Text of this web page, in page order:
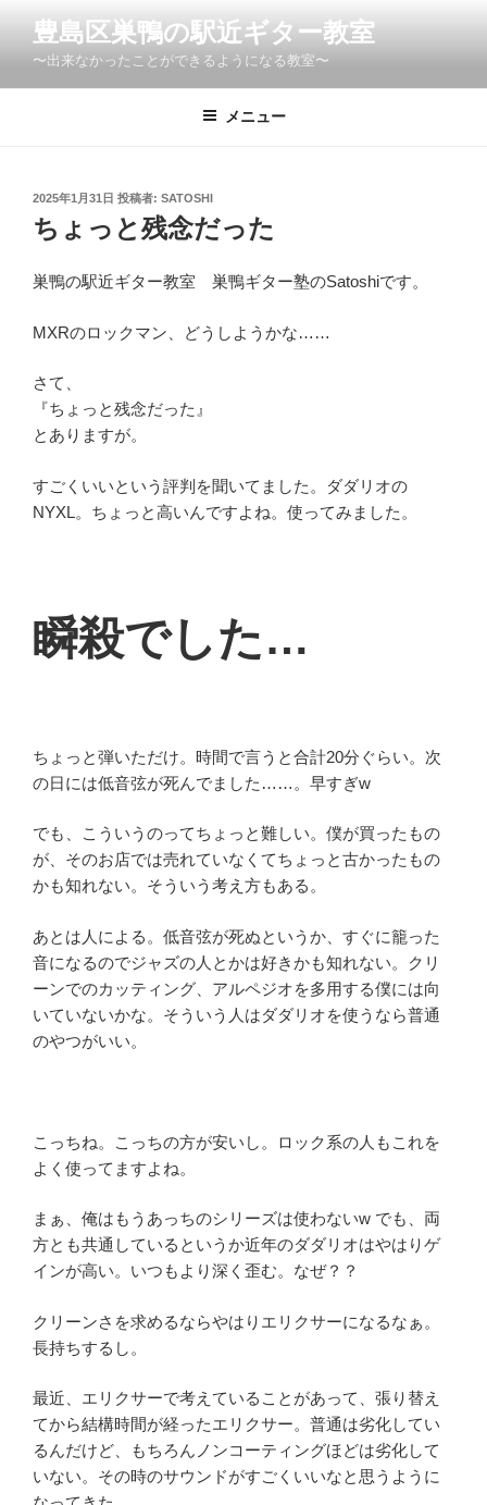
ン
豊島区巣鴨の駅近ギター教室
〜出来なかったことができるようになる教室〜
メニュー
投
稿
日:
2025年1月31日 投稿者: SATOSHI
ちょっと残念だった
巣鴨の駅近ギター教室 巣鴨ギター塾のSatoshiです。
MXRのロックマン、どうしようかな……
さて、
『ちょっと残念だった』
とありますが。
すごくいいという評判を聞いてました。ダダリオの
NYXL。ちょっと高いんですよね。使ってみました。
瞬殺でした…
ちょっと弾いただけ。時間で言うと合計20分ぐらい。次
の日には低音弦が死んでました……。早すぎw
でも、こういうのってちょっと難しい。僕が買ったもの
が、そのお店では売れていなくてちょっと古かったもの
かも知れない。そういう考え方もある。
あとは人による。低音弦が死ぬというか、すぐに籠った
音になるのでジャズの人とかは好きかも知れない。クリ
ーンでのカッティング、アルペジオを多用する僕には向
いていないかな。そういう人はダダリオを使うなら普通
のやつがいい。
こっちね。こっちの方が安いし。ロック系の人もこれを
よく使ってますよね。
まぁ、俺はもうあっちのシリーズは使わないw でも、両
方とも共通しているというか近年のダダリオはやはりゲ
インが高い。いつもより深く歪む。なぜ？？
クリーンさを求めるならやはりエリクサーになるなぁ。
長持ちするし。
最近、エリクサーで考えていることがあって、張り替え
てから結構時間が経ったエリクサー。普通は劣化してい
るんだけど、もちろんノンコーティングほどは劣化して
いない。その時のサウンドがすごくいいなと思うように